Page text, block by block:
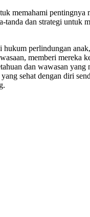
memahami
dan strategi untuk
perlindungan
memberi mereka
dan wawasan
sehat dengan diri